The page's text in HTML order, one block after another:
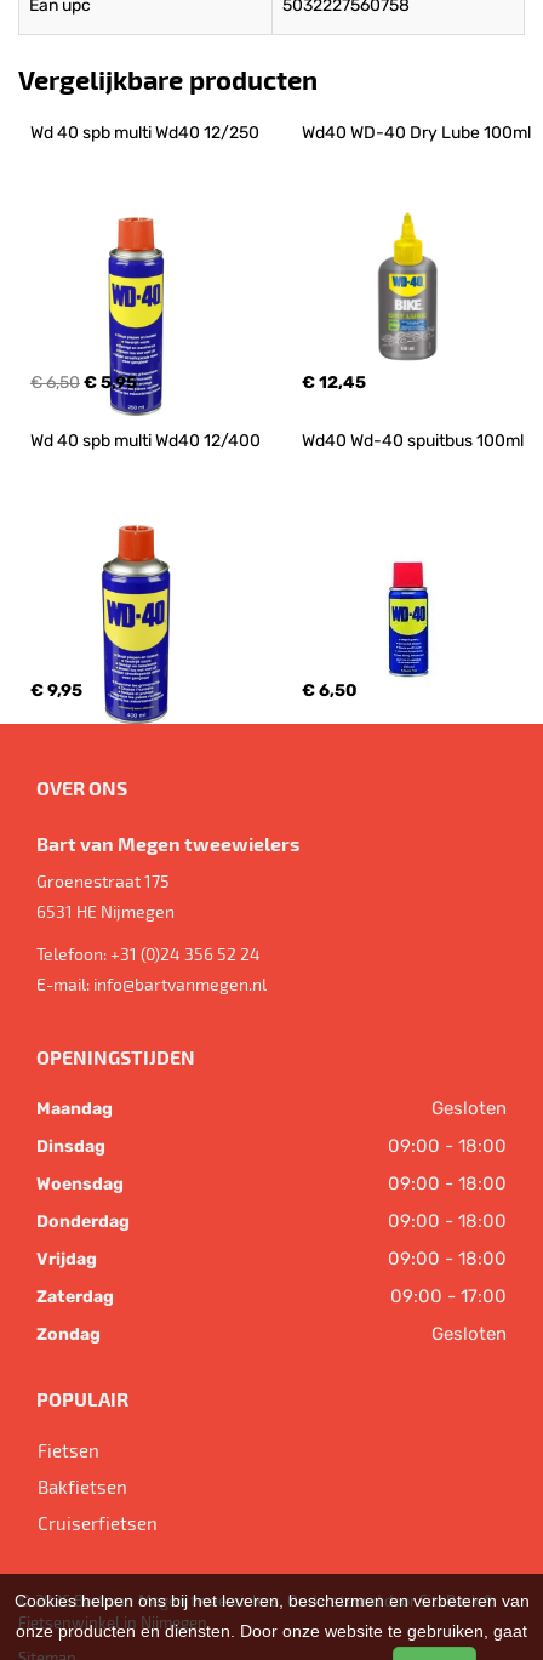
Ean upc 5032227560758
Vergelijkbare producten
Wd 40 spb multi Wd40 12/250
€ 6,50€ 5,95
Wd40 WD-40 Dry Lube 100ml
€ 12,45
Wd 40 spb multi Wd40 12/400
€ 9,95
Wd40 Wd-40 spuitbus 100ml
€ 6,50
OVER ONS
Bart van Megen tweewielers
Groenestraat 175
6531 HE Nijmegen
Telefoon:+31 (0)24 356 52 24
E-mail: info@bartvanmegen.nl
OPENINGSTIJDEN
Maandag Gesloten
Dinsdag 09:00 - 18:00
Woensdag 09:00 - 18:00
Donderdag 09:00 - 18:00
Vrijdag 09:00 - 18:00
Zaterdag 09:00 - 17:00
Zondag Gesloten
POPULAIR
Fietsen
Bakfietsen
Cruiserfietsen
© 2026 Bart van Megen tweewielers. Ondersteund doorSitePack ®
Fietsenwinkel in Nijmegen
Cookies helpen ons bij het leveren, beschermen en verbeteren van
onze producten en diensten. Door onze website te gebruiken, gaat